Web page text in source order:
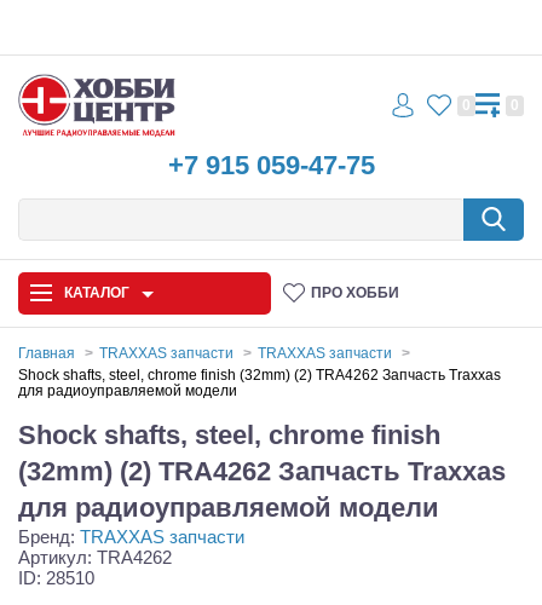
+7 915 059-47-75
0 0
КАТАЛОГ ПРО ХОББИ
Автомодели
Запчасти и аксессуары
Игрушки
Самолеты
Главная TRAXXAS запчасти
TRAXXAS запчасти
Shock shafts, steel, chrome finish (32mm) (2) TRA4262 Запчасть Traxxas
для радиоуправляемой модели
Shock shafts, steel, chrome finish
(32mm) (2) TRA4262 Запчасть Traxxas
для радиоуправляемой модели
Бренд: TRAXXAS запчасти
Артикул: TRA4262
ID: 28510